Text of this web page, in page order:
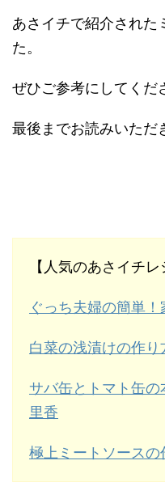
あさイチで紹介された
た。
ぜひご参考にしてくだ
最後までお読みいただ
【人気のあさイチレ
ぐっち夫婦の簡単
白菜の浅漬けの作
サバ缶とトマト缶
里香
極上ミートソース